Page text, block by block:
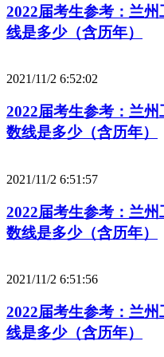
2022届考生参考：兰
线是多少（含历年）
2021/11/2 6:52:02
2022届考生参考：兰
数线是多少（含历年）
2021/11/2 6:51:57
2022届考生参考：兰
数线是多少（含历年）
2021/11/2 6:51:56
2022届考生参考：兰
线是多少（含历年）